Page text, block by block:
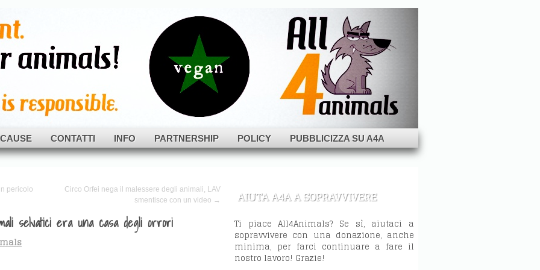
CAUSE CONTATTI INFO PARTNERSHIP POLICY PUBBLICIZZA SU A4A
pericolo
Circo Orfei nega il malessere degli animali, LAV
smentisce con un video →
selvatici era una casa degli orrori
AIUTA A4A A SOPRAVVIVERE
Ti piace All4Animals? Se sì, aiutaci a
sopravvivere con una donazione, anche
minima, per farci continuare a fare il
nostro lavoro! Grazie!